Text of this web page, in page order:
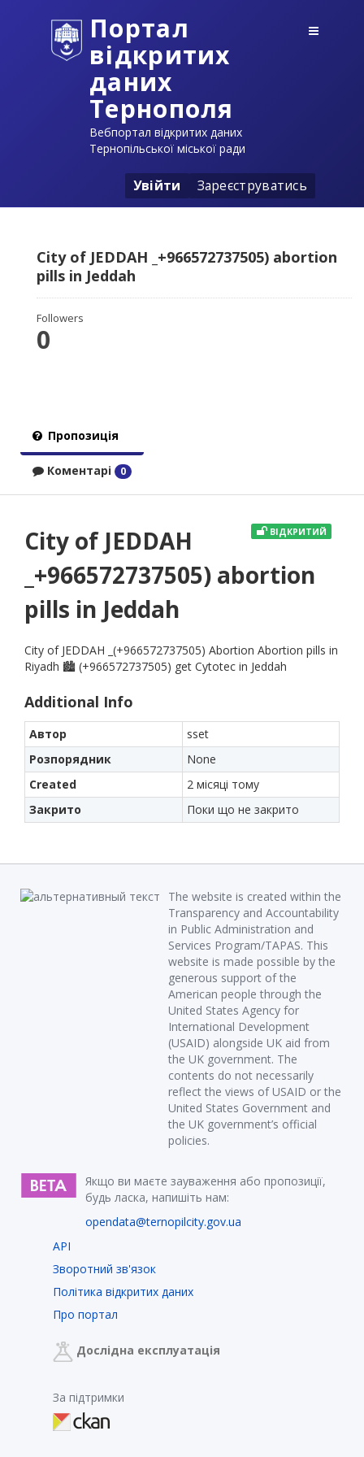
Портал
відкритих
даних
Тернополя
Вебпортал відкритих даних
Тернопільської міської ради
Увійти Зареєструватись
City of JEDDAH _+966572737505) abortion
pills in Jeddah
Followers
0
Пропозиція
Коментарі 0
ВІДКРИТИЙ
City of JEDDAH
_+966572737505) abortion
pills in Jeddah
City of JEDDAH _(+966572737505) Abortion Abortion pills in
Riyadh 🏙️ (+966572737505) get Cytotec in Jeddah
Additional Info
Автор
sset
Розпорядник
None
Created
2 місяці тому
Закрито
Поки що не закрито
The website is created within the
Transparency and Accountability
in Public Administration and
Services Program/TAPAS. This
website is made possible by the
generous support of the
American people through the
United States Agency for
International Development
(USAID) alongside UK aid from
the UK government. The
contents do not necessarily
reflect the views of USAID or the
United States Government and
the UK government’s official
policies.
Якщо ви маєте зауваження або пропозиції,
будь ласка, напишіть нам:
opendata@ternopilcity.gov.ua
API
Зворотний зв'язок
Політика відкритих даних
Про портал
Дослідна експлуатація
За підтримки